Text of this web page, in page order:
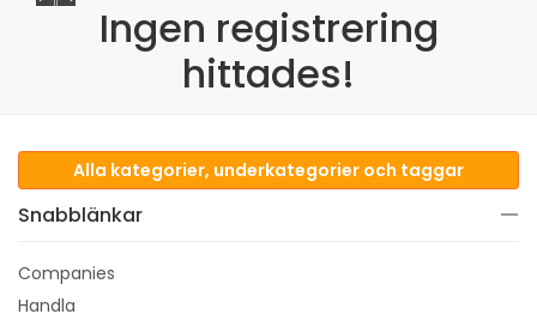
Ingen registrering
hittades!
Alla kategorier, underkategorier och taggar
Snabblänkar
Companies
Handla